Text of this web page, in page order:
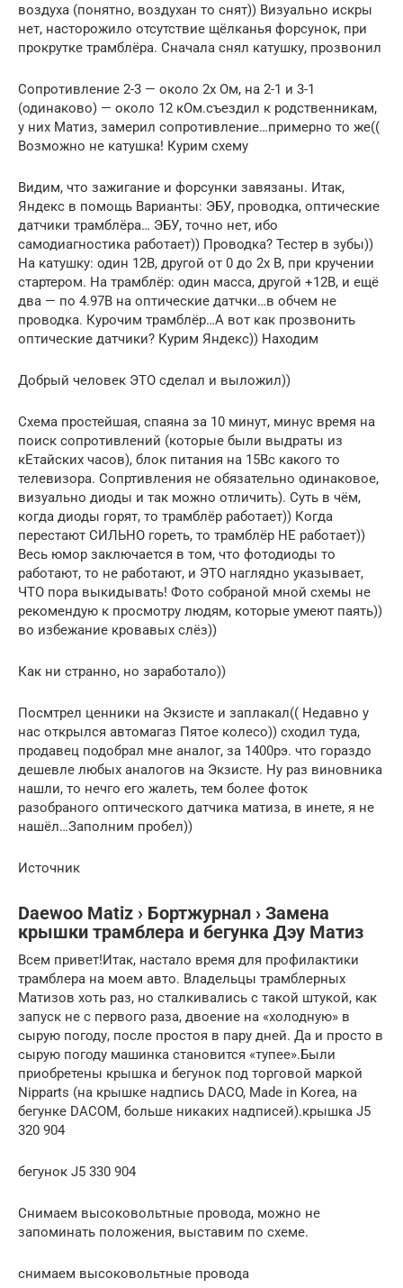
воздуха (понятно, воздухан то снят)) Визуально искры
нет, насторожило отсутствие щёлканья форсунок, при
прокрутке трамблёра. Сначала снял катушку, прозвонил
Сопротивление 2-3 — около 2х Ом, на 2-1 и 3-1
(одинаково) — около 12 кОм.съездил к родственникам,
у них Матиз, замерил сопротивление…примерно то же((
Возможно не катушка! Курим схему
Видим, что зажигание и форсунки завязаны. Итак,
Яндекс в помощь Варианты: ЭБУ, проводка, оптические
датчики трамблёра… ЭБУ, точно нет, ибо
самодиагностика работает)) Проводка? Тестер в зубы))
На катушку: один 12В, другой от 0 до 2х В, при кручении
стартером. На трамблёр: один масса, другой +12В, и ещё
два — по 4.97В на оптические датчки…в обчем не
проводка. Курочим трамблёр…А вот как прозвонить
оптические датчики? Курим Яндекс)) Находим
Добрый человек ЭТО сделал и выложил))
Схема простейшая, спаяна за 10 минут, минус время на
поиск сопротивлений (которые были выдраты из
кЕтайских часов), блок питания на 15Вс какого то
телевизора. Сопртивления не обязательно одинаковое,
визуально диоды и так можно отличить). Суть в чём,
когда диоды горят, то трамблёр работает)) Когда
перестают СИЛЬНО гореть, то трамблёр НЕ работает))
Весь юмор заключается в том, что фотодиоды то
работают, то не работают, и ЭТО наглядно указывает,
ЧТО пора выкидывать! Фото собраной мной схемы не
рекомендую к просмотру людям, которые умеют паять))
во избежание кровавых слёз))
Как ни странно, но заработало))
Посмтрел ценники на Экзисте и заплакал(( Недавно у
нас открылся автомагаз Пятое колесо)) сходил туда,
продавец подобрал мне аналог, за 1400рэ. что гораздо
дешевле любых аналогов на Экзисте. Ну раз виновника
нашли, то нечго его жалеть, тем более фоток
разобраного оптического датчика матиза, в инете, я не
нашёл…Заполним пробел))
Источник
Daewoo Matiz › Бортжурнал › Замена
крышки трамблера и бегунка Дэу Матиз
Всем привет!Итак, настало время для профилактики
трамблера на моем авто. Владельцы трамблерных
Матизов хоть раз, но сталкивались с такой штукой, как
запуск не с первого раза, двоение на «холодную» в
сырую погоду, после простоя в пару дней. Да и просто в
сырую погоду машинка становится «тупее».Были
приобретены крышка и бегунок под торговой маркой
Nipparts (на крышке надпись DACO, Made in Korea, на
бегунке DACOM, больше никаких надписей).крышка J5
320 904
бегунок J5 330 904
Снимаем высоковольтные провода, можно не
запоминать положения, выставим по схеме.
снимаем высоковольтные провода